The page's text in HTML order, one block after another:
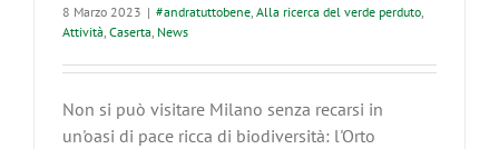
8 Marzo 2023 | #andratuttobene Alla ricerca del verde perduto
Attività Caserta News
Non si può visitare Milano senza recarsi in
un'oasi di pace ricca di biodiversità: l'Orto